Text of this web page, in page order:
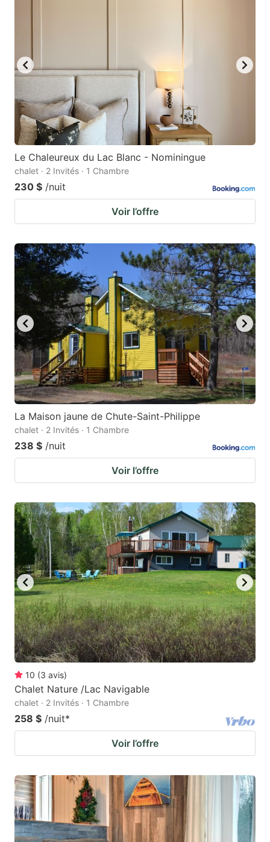
Le Chaleureux du Lac Blanc - Nominingue
chalet · 2 Invités · 1 Chambre
230 $ /nuit
Voir l’offre
La Maison jaune de Chute-Saint-Philippe
chalet · 2 Invités · 1 Chambre
238 $ /nuit
Voir l’offre
10 (3 avis)
Chalet Nature /Lac Navigable
chalet · 2 Invités · 1 Chambre
258 $ /nuit*
Voir l’offre